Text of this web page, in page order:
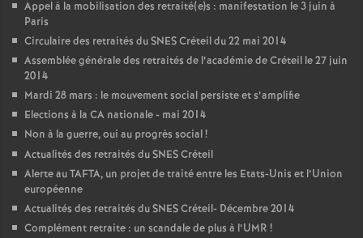
Appel à la mobilisation des retraité(e)s : manifestation le 3 juin à
Paris
Circulaire des retraités duSNESCréteil du 22 mai 2014
Assemblée générale des retraités de l’académie de Créteil le 27 juin
2014
Mardi 28 mars : le mouvement social persiste et s’amplifie
Elections à la CA nationale - mai 2014
Non à la guerre, oui au progrès social!
Actualités des retraités duSNESCréteil
Alerte auTAFTA, un projet de traité entre les Etats-Unis et l’Union
européenne
Actualités des retraités duSNESCréteil- Décembre 2014
Complément retraite : un scandale de plus à l’UMR !